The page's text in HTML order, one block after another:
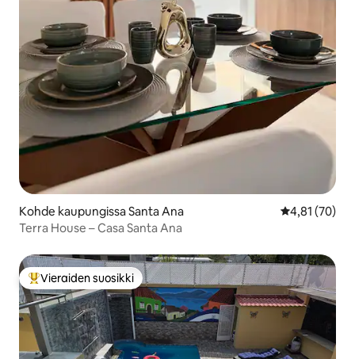
Kohde kaupungissa Santa Ana
4,81 (70)
Terra House – Casa Santa Ana
Vieraiden suosikkien parhaimmistoa
Vieraiden suosikki